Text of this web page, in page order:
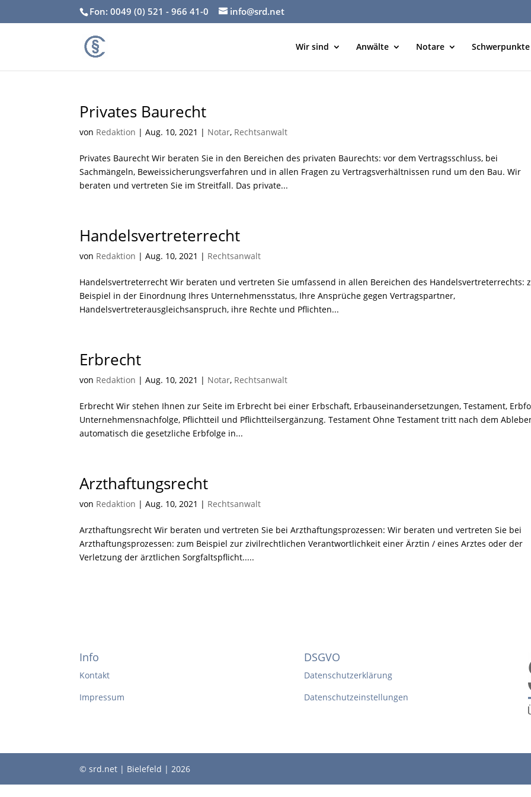
Fon: 0049 (0) 521 - 966 41-0 info@srd.net
Wir sind Anwälte Notare Schwerpunkte
Privates Baurecht
von Redaktion |Aug. 10, 2021 | Notar, Rechtsanwalt
Privates Baurecht Wir beraten Sie in den Bereichen des privaten Baurechts: vor dem Vertragsschluss, bei
Sachmängeln, Beweissicherungsverfahren und in allen Fragen zu Vertragsverhältnissen rund um den Bau. Wir
beraten und vertreten Sie im Streitfall. Das private...
Handelsvertreterrecht
von Redaktion |Aug. 10, 2021 | Rechtsanwalt
Handelsvertreterrecht Wir beraten und vertreten Sie umfassend in allen Bereichen des Handelsvertreterrechts:
Beispiel in der Einordnung Ihres Unternehmensstatus, Ihre Ansprüche gegen Vertragspartner,
Handelsvertreterausgleichsanspruch, ihre Rechte und Pflichten...
Erbrecht
von Redaktion |Aug. 10, 2021 | Notar, Rechtsanwalt
Erbrecht Wir stehen Ihnen zur Seite im Erbrecht bei einer Erbschaft, Erbauseinandersetzungen, Testament,
Unternehmensnachfolge, Pflichtteil und Pflichtteilsergänzung. Testament Ohne Testament tritt nach dem
automatisch die gesetzliche Erbfolge in...
Arzthaftungsrecht
von Redaktion |Aug. 10, 2021 | Rechtsanwalt
Arzthaftungsrecht Wir beraten und vertreten Sie bei Arzthaftungsprozessen: Wir beraten und vertreten Sie bei
Arzthaftungsprozessen: zum Beispiel zur zivilrechtlichen Verantwortlichkeit einer Ärztin / eines Arztes oder der
Verletzung der ärztlichen Sorgfaltspflicht.....
Info
Kontakt
Impressum
DSGVO
Datenschutzerklärung
Datenschutzeinstellungen
© srd.net | Bielefeld | 2026